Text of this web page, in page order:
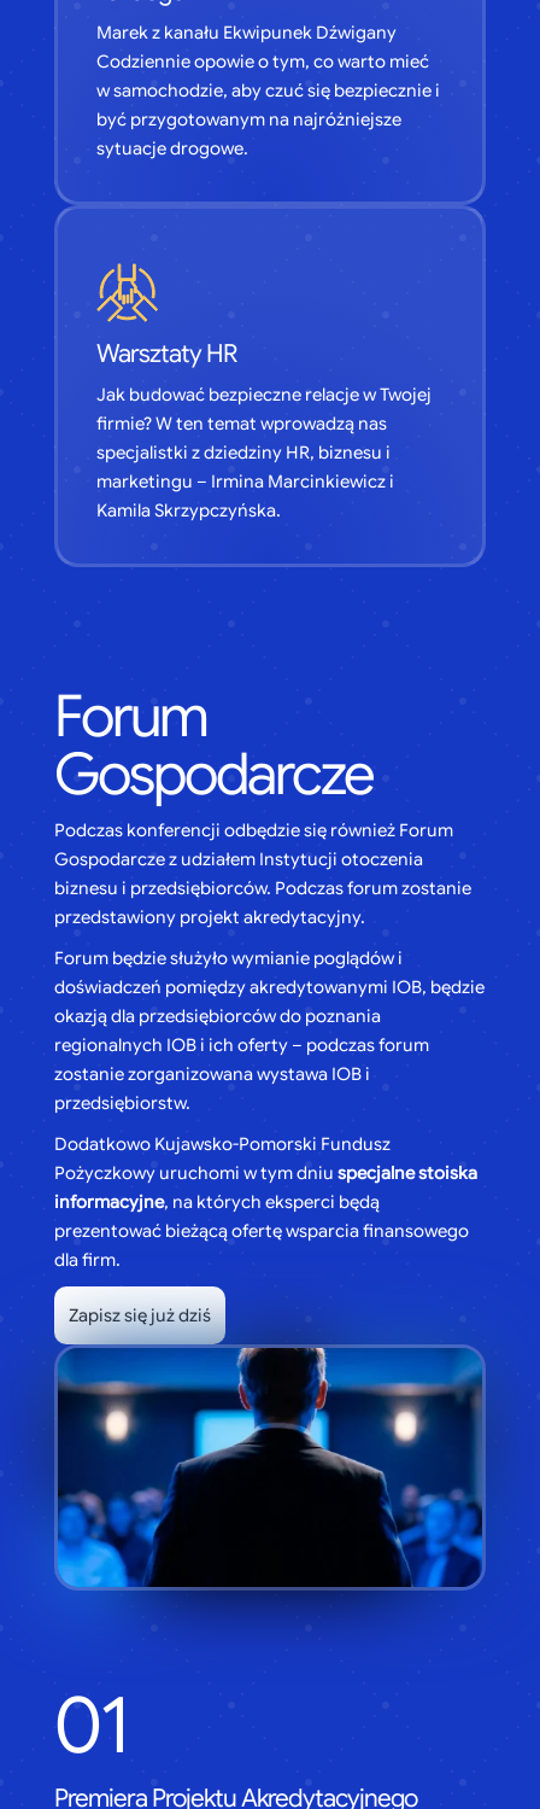
Marek z kanału Ekwipunek Dźwigany
Codziennie opowie o tym, co warto mieć
w samochodzie, aby czuć się bezpiecznie i
być przygotowanym na najróżniejsze
sytuacje drogowe.
Warsztaty HR
Jak budować bezpieczne relacje w Twojej
firmie? W ten temat wprowadzą nas
specjalistki z dziedziny HR, biznesu i
marketingu – Irmina Marcinkiewicz i
Kamila Skrzypczyńska.
Forum
Gospodarcze
Podczas konferencji odbędzie się również Forum
Gospodarcze z udziałem Instytucji otoczenia
biznesu i przedsiębiorców. Podczas forum zostanie
przedstawiony projekt akredytacyjny.
Forum będzie służyło wymianie poglądów i
doświadczeń pomiędzy akredytowanymi IOB, będzie
okazją dla przedsiębiorców do poznania
regionalnych IOB i ich oferty – podczas forum
zostanie zorganizowana wystawa IOB i
przedsiębiorstw.
Dodatkowo Kujawsko-Pomorski Fundusz
Pożyczkowy uruchomi w tym dniu specjalne stoiska
informacyjne, na których eksperci będą
prezentować bieżącą ofertę wsparcia finansowego
dla firm.
Zapisz się już dziś
01
Premiera Projektu Akredytacyjnego